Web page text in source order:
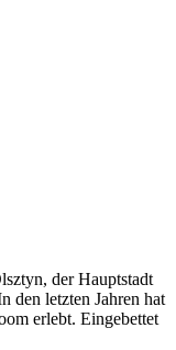
der Hauptstadt
den letzten Jahren hat
erlebt. Eingebettet